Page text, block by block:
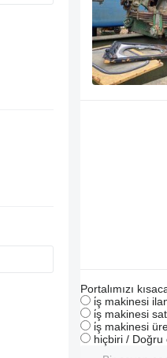
Portalımızı
i̇ş makinesi
i̇ş makinesi
i̇ş makinesi
hiçbiri / Doğru